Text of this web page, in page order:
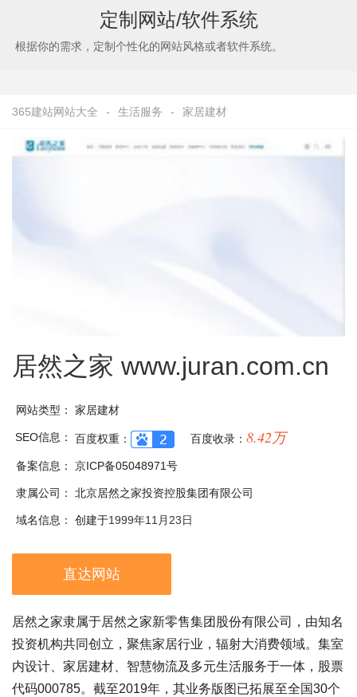
定制网站/软件系统
根据你的需求，定制个性化的网站风格或者软件系统。
365建站网站大全 - 生活服务 - 家居建材
居然之家 www.juran.com.cn
网站类型： 家居建材
SEO信息： 百度权重： 百度收录： 8.42万
备案信息： 京ICP备05048971号
隶属公司： 北京居然之家投资控股集团有限公司
域名信息： 创建于1999年11月23日
直达网站
居然之家隶属于居然之家新零售集团股份有限公司，由知名
投资机构共同创立，聚焦家居行业，辐射大消费领域。集室
内设计、家居建材、智慧物流及多元生活服务于一体，股票
代码000785。截至2019年，其业务版图已拓展至全国30个